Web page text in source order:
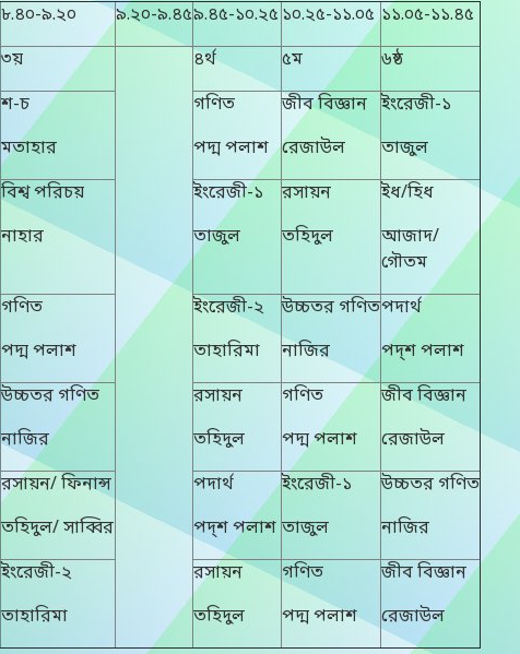
৮.৪০-৯.২০ ৯.২০-৯.৪৫৯.৪৫-১০.২৫ ১০.২৫-১১.০৫ ১১.০৫-১১.৪৫
৩য় ৪র্থ ৫ম
৬ষ্ঠ
শ-চ
মতাহার
গণিত
পদ্ম পলাশ
জীব বিজ্ঞান
রেজাউল
ইংরেজী-১
তাজুল
বিশ্ব পরিচয়
নাহার
ইংরেজী-১
তাজুল
রসায়ন
তহিদুল
ইধ/হিধ
আজাদ/
গৌতম
গণিত
পদ্ম পলাশ
ইংরেজী-২
তাহারিমা
উচ্চতর গণিত
নাজির
পদার্থ
পদ্শ পলাশ
উচ্চতর গণিত
নাজির
রসায়ন
তহিদুল
গণিত
পদ্ম পলাশ
জীব বিজ্ঞান
রেজাউল
রসায়ন/ ফিনান্স
তহিদুল/ সাব্বির
পদার্থ
পদ্শ পলাশ
ইংরেজী-১
তাজুল
উচ্চতর গণিত
নাজির
ইংরেজী-২
তাহারিমা
রসায়ন
তহিদুল
গণিত
পদ্ম পলাশ
জীব বিজ্ঞান
রেজাউল